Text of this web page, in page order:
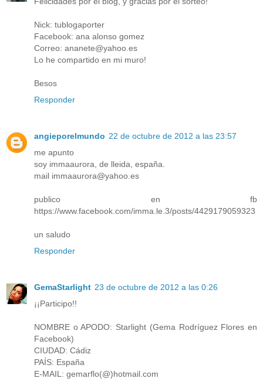
Nick: tublogaporter
Facebook: ana alonso gomez
Correo: ananete@yahoo.es
Lo he compartido en mi muro!
Besos
Responder
angieporelmundo 22 de octubre de 2012 a las 23:57
me apunto
soy immaaurora, de lleida, españa.
mail immaaurora@yahoo.es
publico en fb
https://www.facebook.com/imma.le.3/posts/4429179059323
un saludo
Responder
GemaStarlight 23 de octubre de 2012 a las 0:26
¡¡Participo!!
NOMBRE o APODO: Starlight (Gema Rodríguez Flores en
Facebook)
CIUDAD: Cádiz
PAÍS: España
E-MAIL: gemarflo(@)hotmail.com